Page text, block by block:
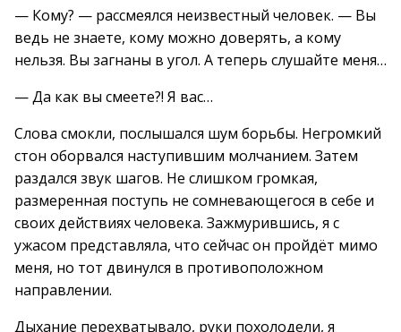
— Кому? — рассмеялся неизвестный человек. — Вы
ведь не знаете, кому можно доверять, а кому
нельзя. Вы загнаны в угол. А теперь слушайте меня…
— Да как вы смеете?! Я вас…
Слова смокли, послышался шум борьбы. Негромкий
стон оборвался наступившим молчанием. Затем
раздался звук шагов. Не слишком громкая,
размеренная поступь не сомневающегося в себе и
своих действиях человека. Зажмурившись, я с
ужасом представляла, что сейчас он пройдёт мимо
меня, но тот двинулся в противоположном
направлении.
Дыхание перехватывало, руки похолодели, я